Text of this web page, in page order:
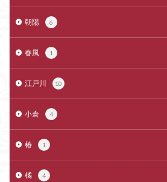
朝陽 6
春風 1
江戸川 10
小倉 4
椿 1
橘 4